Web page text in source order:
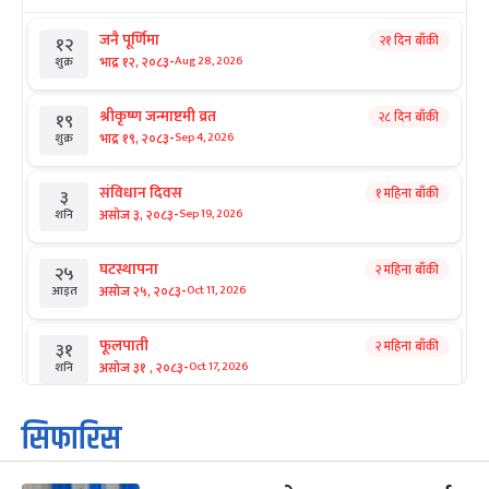
१२
शुक्र
जनै पूर्णिमा
भाद्र १२, २०८३-Aug 28, 2026
२१ दिन बाँकी
१९
शुक्र
श्रीकृष्ण जन्माष्टमी व्रत
भाद्र १९, २०८३-Sep 4, 2026
२८ दिन बाँकी
३
शनि
संविधान दिवस
असोज ३, २०८३-Sep 19, 2026
१ महिना बाँकी
२५
आइत
घटस्थापना
असोज २५, २०८३-Oct 11, 2026
२ महिना बाँकी
३१
शनि
फूलपाती
असोज ३१ , २०८३-Oct 17, 2026
२ महिना बाँकी
१
आइत
कार्तिक सङ्क्रान्ति
कार्तिक १, २०८३
सिफारिस